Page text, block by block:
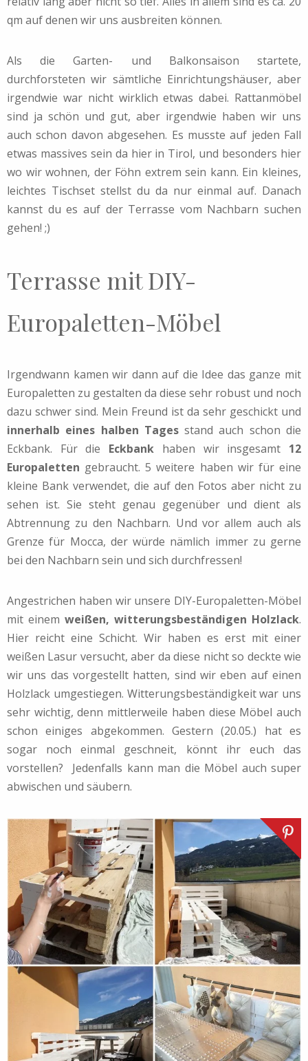
qm auf denen wir uns ausbreiten können.
Als die Garten- und Balkonsaison startete,
durchforsteten wir sämtliche Einrichtungshäuser, aber
irgendwie war nicht wirklich etwas dabei. Rattanmöbel
sind ja schön und gut, aber irgendwie haben wir uns
auch schon davon abgesehen. Es musste auf jeden Fall
etwas massives sein da hier in Tirol, und besonders hier
wo wir wohnen, der Föhn extrem sein kann. Ein kleines,
leichtes Tischset stellst du da nur einmal auf. Danach
kannst du es auf der Terrasse vom Nachbarn suchen
gehen! ;)
Terrasse mit DIY-
Europaletten-Möbel
Irgendwann kamen wir dann auf die Idee das ganze mit
Europaletten zu gestalten da diese sehr robust und noch
dazu schwer sind. Mein Freund ist da sehr geschickt und
innerhalb eines halben Tagesstand auch schon die
Eckbank. Für die Eckbank haben wir insgesamt 12
Europaletten gebraucht. 5 weitere haben wir für eine
kleine Bank verwendet, die auf den Fotos aber nicht zu
sehen ist. Sie steht genau gegenüber und dient als
Abtrennung zu den Nachbarn. Und vor allem auch als
Grenze für Mocca, der würde nämlich immer zu gerne
bei den Nachbarn sein und sich durchfressen!
Angestrichen haben wir unsere DIY-Europaletten-Möbel
mit einem weißen, witterungsbeständigen Holzlack.
Hier reicht eine Schicht. Wir haben es erst mit einer
weißen Lasur versucht, aber da diese nicht so deckte wie
wir uns das vorgestellt hatten, sind wir eben auf einen
Holzlack umgestiegen. Witterungsbeständigkeit war uns
sehr wichtig, denn mittlerweile haben diese Möbel auch
schon einiges abgekommen. Gestern (20.05.) hat es
sogar noch einmal geschneit, könnt ihr euch das
vorstellen? Jedenfalls kann man die Möbel auch super
abwischen und säubern.